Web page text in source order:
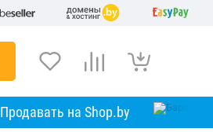
Продавать на Shop.by